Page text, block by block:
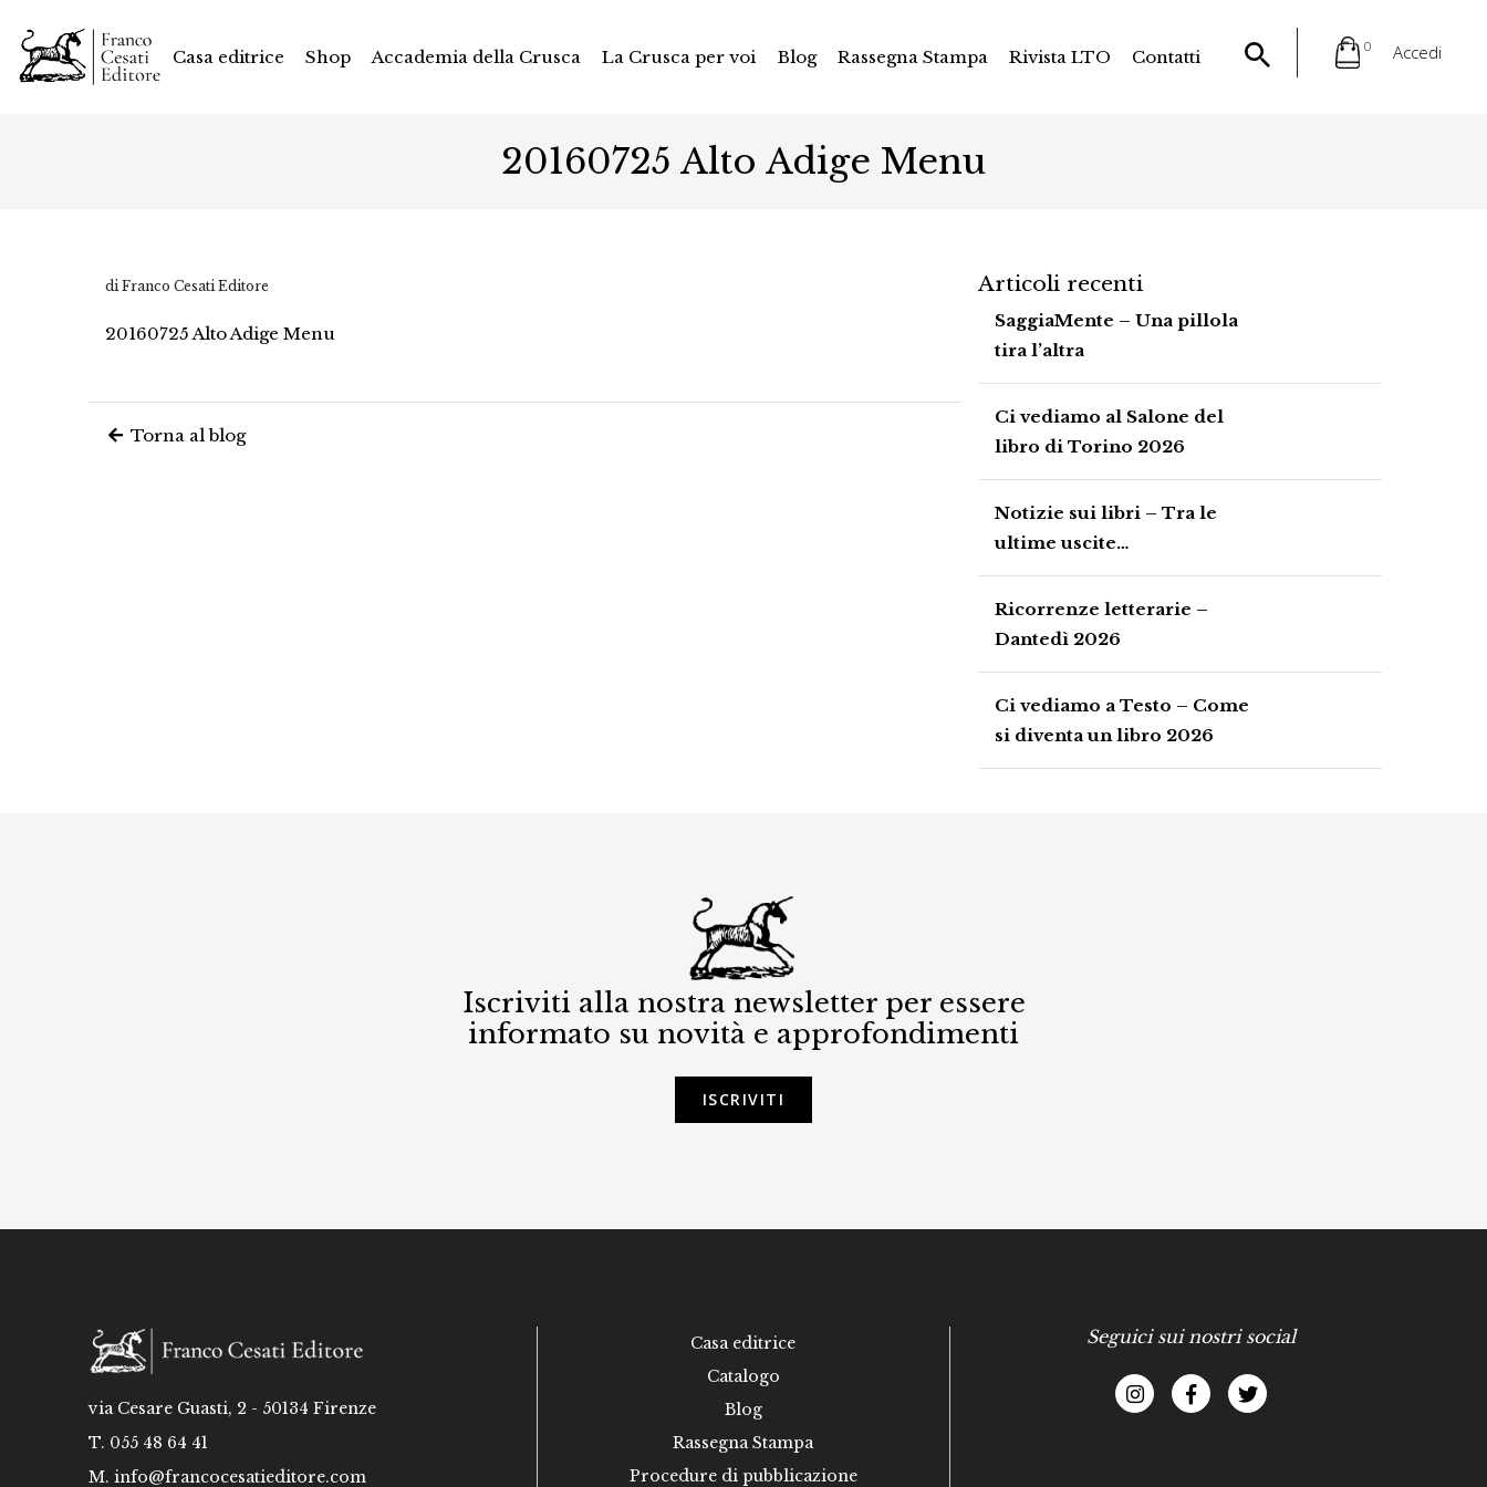
Casa editrice Shop Accademia della Crusca La Crusca per voi Blog Rassegna Stampa Rivista LTO Contatti
0 Accedi
20160725 Alto Adige Menu
di Franco Cesati Editore
20160725 Alto Adige Menu
Torna al blog
Articoli recenti
SaggiaMente – Una pillola
tira l’altra
Ci vediamo al Salone del
libro di Torino 2026
Notizie sui libri – Tra le
ultime uscite…
Ricorrenze letterarie –
Dantedì 2026
Ci vediamo a Testo – Come
si diventa un libro 2026
Iscriviti alla nostra newsletter per essere
informato su novità e approfondimenti
ISCRIVITI
via Cesare Guasti, 2 - 50134 Firenze
T. 055 48 64 41
M. info@francocesatieditore.com
Casa editrice
Catalogo
Blog
Rassegna Stampa
Procedure di pubblicazione
Seguici sui nostri social